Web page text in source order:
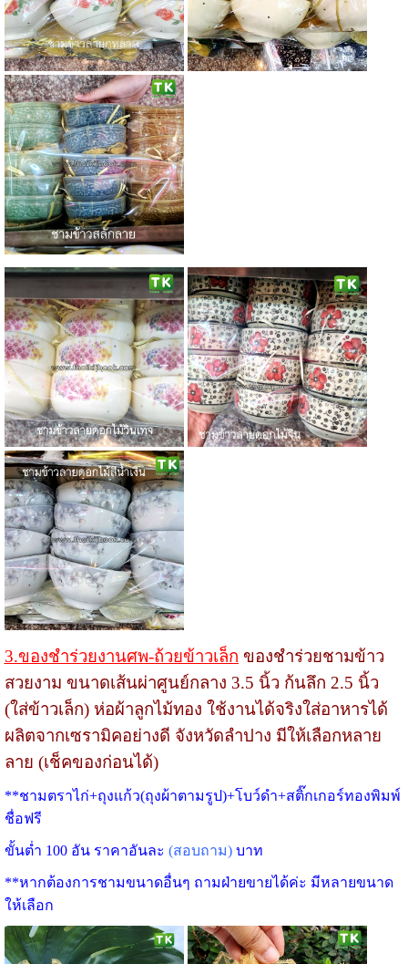
3.ของชำร่วยงานศพ-ถ้วยข้าวเล็ก ของชำร่วยชามข้าว
สวยงาม ขนาดเส้นผ่าศูนย์กลาง 3.5 นิ้ว ก้นลึก 2.5 นิ้ว
(ใส่ข้าวเล็ก) ห่อผ้าลูกไม้ทอง ใช้งานได้จริงใส่อาหารได้
ผลิตจากเซรามิคอย่างดี จังหวัดลำปาง มีให้เลือกหลาย
ลาย (เช็คของก่อนได้)
**ชามตราไก่+ถุงแก้ว(ถุงผ้าตามรูป)+โบว์ดำ+สติ๊กเกอร์ทองพิมพ์
ชื่อฟรี
ขั้นต่ำ 100 อัน ราคาอันละ (สอบถาม)บาท
**หากต้องการชามขนาดอื่นๆ ถามฝ่ายขายได้ค่ะ มีหลายขนาด
ให้เลือก